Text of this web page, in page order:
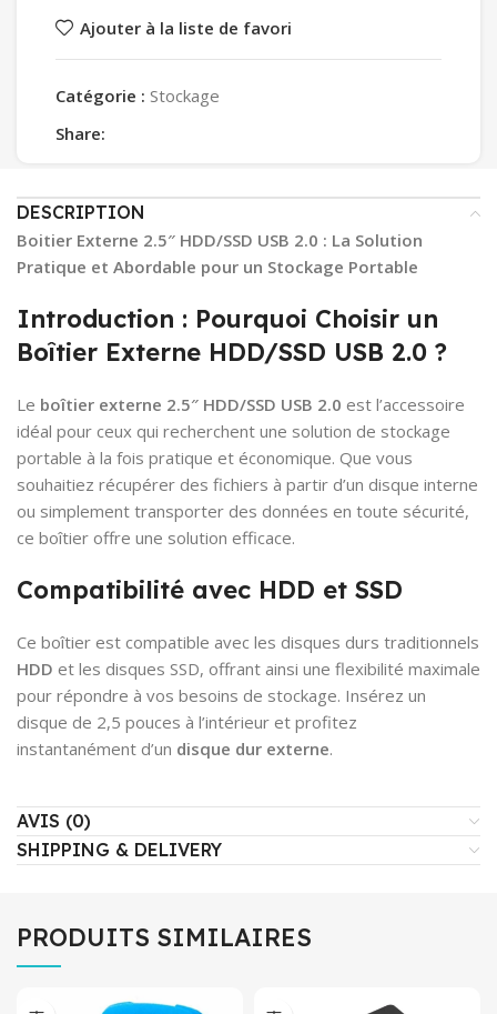
Ajouter à la liste de favori
Catégorie : Stockage
Share:
DESCRIPTION
Boitier Externe 2.5″ HDD/SSD USB 2.0 : La Solution
Pratique et Abordable pour un Stockage Portable
Introduction : Pourquoi Choisir un
Boîtier Externe HDD/SSD USB 2.0 ?
Le boîtier externe 2.5″ HDD/SSD USB 2.0 est l’accessoire
idéal pour ceux qui recherchent une solution de stockage
portable à la fois pratique et économique. Que vous
souhaitiez récupérer des fichiers à partir d’un disque interne
ou simplement transporter des données en toute sécurité,
ce boîtier offre une solution efficace.
Compatibilité avec HDD et SSD
Ce boîtier est compatible avec les disques durs traditionnels
HDD et les disques SSD, offrant ainsi une flexibilité maximale
pour répondre à vos besoins de stockage. Insérez un
disque de 2,5 pouces à l’intérieur et profitez
instantanément d’un disque dur externe.
AVIS (0)
SHIPPING & DELIVERY
PRODUITS SIMILAIRES